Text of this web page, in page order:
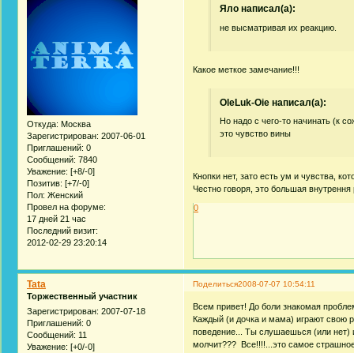
Откуда: Москва
Зарегистрирован: 2007-06-01
Приглашений: 0
Сообщений: 7840
Уважение: [+8/-0]
Позитив: [+7/-0]
Пол: Женский
Провел на форуме:
17 дней 21 час
Последний визит:
2012-02-29 23:20:14
Яло написал(а):
не высматривая их реакцию.
Какое меткое замечание!!!
OleLuk-Oie написал(а):
Но надо с чего-то начинать (к
это чувство вины
Кнопки нет, зато есть ум и чувства,
Честно говоря, это большая
0
Поделиться2008-07-07 10:54:11
Tata
Торжественный участник
Зарегистрирован: 2007-07-18
Приглашений: 0
Сообщений: 11
Уважение: [+0/-0]
Всем привет! До боли знакомая
Каждый (и дочка и мама) играют свою
поведение... Ты слушаешься (или нет)
молчит??? Все!!!!...это самое